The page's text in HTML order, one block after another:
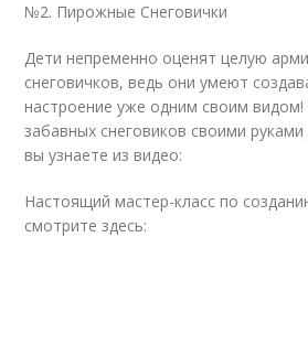
№2. Пирожные Снеговички
Дети непременно оценят целую
снеговичков, ведь они умеют
настроение уже одним своим видом!
забавных снеговиков своими
вы узнаете из видео:
Настоящий мастер-класс по
смотрите здесь: